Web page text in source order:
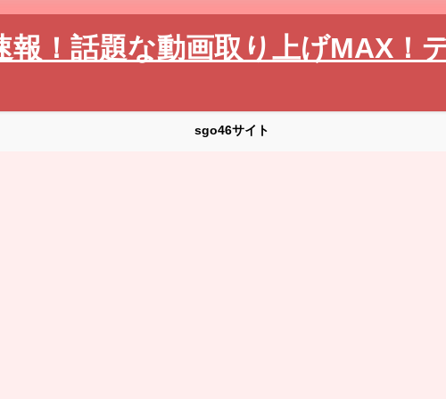
報！話題な動画取り上げMAX！
sgo46サイト